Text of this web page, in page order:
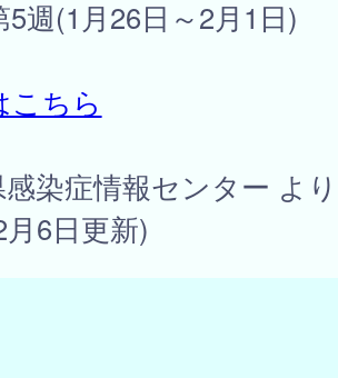
5週(1月26日～2月1日)
こちら
感染症情報センター よ
6日更新)